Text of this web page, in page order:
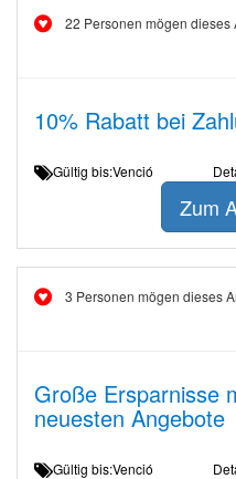
22 Personen mögen dieses
10% Rabatt bei
Gültig bis:Venció
Zum
3 Personen mögen dieses
Große Ersparnisse
neuesten Angebote
Gültig bis:Venció